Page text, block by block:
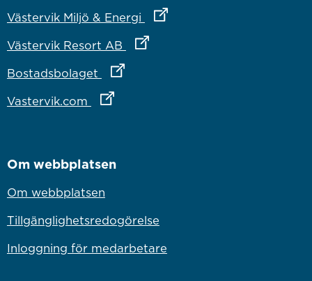
Västervik Miljö & Energi
Länk till annan webbplats
Västervik Resort AB Länk till annan webbplats
Bostadsbolaget Länk till annan webbplats
Vastervik.com Länk till annan webbplats
Om webbplatsen
Om webbplatsen
Tillgänglighetsredogörelse
Inloggning för medarbetare